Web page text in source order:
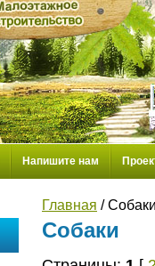
Напишите нам
Главная /
Собаки